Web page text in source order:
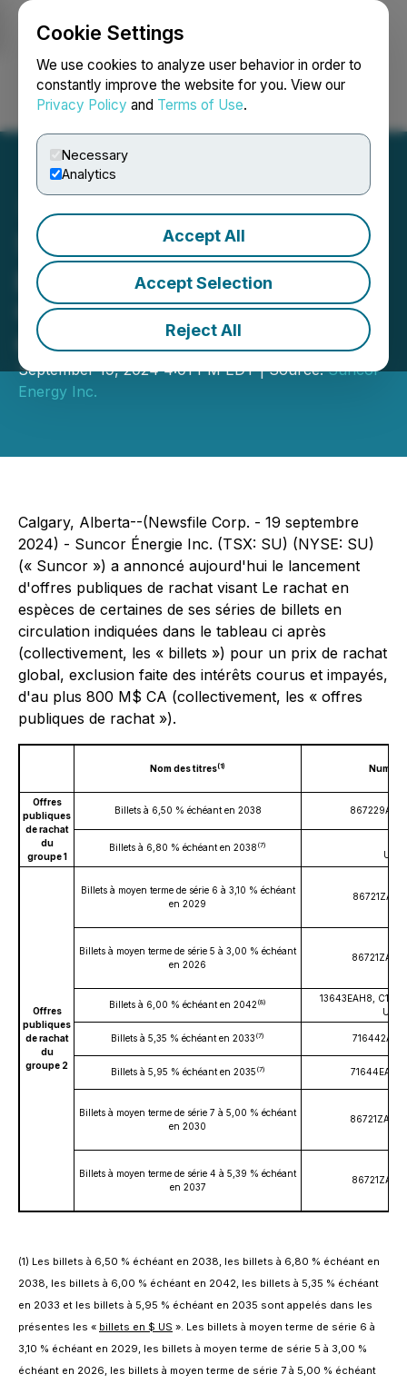
Cookie Settings
We use cookies to analyze user behavior in order to
constantly improve the website for you. View our
Privacy Policy and Terms of Use.
Necessary
Analytics
Accept All
Accept Selection
Reject All
Login Search Français
Suncor annonce des offres
publiques de rachat visant
certaines séries de billets
en circulation
September 19, 2024 4:01 PM EDT | Source:Suncor
Energy Inc.
Calgary, Alberta--(Newsfile Corp. - 19 septembre
2024) - Suncor Énergie Inc. (TSX: SU) (NYSE: SU)
(« Suncor ») a annoncé aujourd'hui le lancement
d'offres publiques de rachat visant Le rachat en
espèces de certaines de ses séries de billets en
circulation indiquées dans le tableau ci après
(collectivement, les « billets ») pour un prix de rachat
global, exclusion faite des intérêts courus et impayés,
d'au plus 800 M$ CA (collectivement, les « offres
publiques de rachat »).
Nom des titres(1)
Offres
publiques
de rachat
du
groupe 1
Billets à 6,50 % échéant en 2038 867229AE6
Billets à 6,80 % échéant en 2038 (7)
Offres
publiques
de rachat
du
groupe 2
Billets à moyen terme de série 6 à 3,10 % échéant
en 2029
Billets à moyen terme de série 5 à 3,00 % échéant
en 2026
Billets à 6,00 % échéant en 2042 (8)
13643EAH8,
Billets à 5,35 % échéant en 2033 (7) 716442AH1
Billets à 5,95 % échéant en 2035 (7) 71644EAG7
Billets à moyen terme de série 7 à 5,00 % échéant
en 2030
86721ZAQ2
Billets à moyen terme de série 4 à 5,39 % échéant
en 2037
(1) Les billets à 6,50 % échéant en 2038, les billets à 6,80 % échéant en
2038, les billets à 6,00 % échéant en 2042, les billets à 5,35 % échéant
en 2033 et les billets à 5,95 % échéant en 2035 sont appelés dans les
présentes les « billets en $ US ». Les billets à moyen terme de série 6 à
3,10 % échéant en 2029, les billets à moyen terme de série 5 à 3,00 %
échéant en 2026, les billets à moyen terme de série 7 à 5,00 % échéant